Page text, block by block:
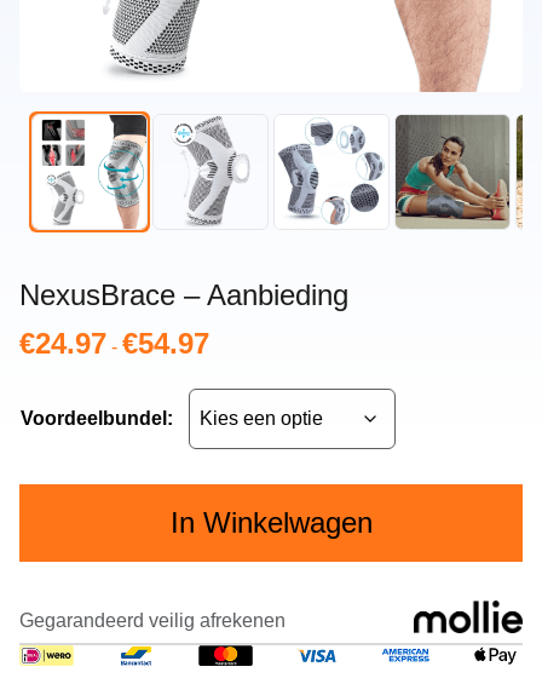
NexusBrace – Aanbieding
€24.97 - €54.97Prijsklasse:
tot
€54.97
Voordeelbundel:
In Winkelwagen
Gegarandeerd veilig afrekenen